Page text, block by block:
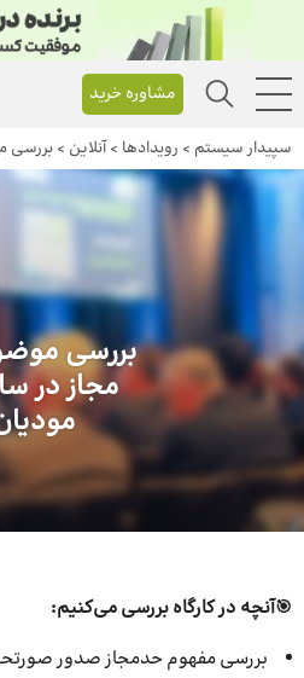
مشاوره خرید
سپیدار سیستم > رویداد‌ها >آنلاین > بررسی
بررسی
مجاز در
🎯آنچه در کارگاه بررسی می‌کنیم:
بررسی مفهوم حدمجاز صدور